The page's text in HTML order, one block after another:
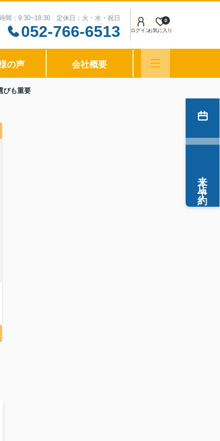
間：9:30~18:30 定休日：火・水・祝日
052-766-6513 ログインお気に入り
0
の声 会社概要
びも重要
来店予約